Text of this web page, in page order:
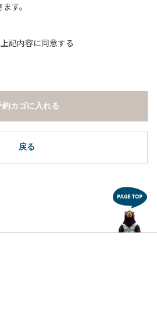
す。
上記内容に同意する
戻る
約カゴに入れる